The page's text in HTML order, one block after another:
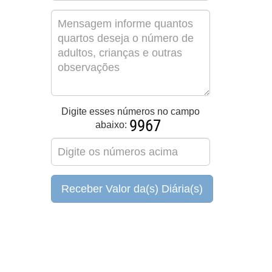
Digite esses números no campo
abaixo:
Receber Valor da(s) Diária(s)